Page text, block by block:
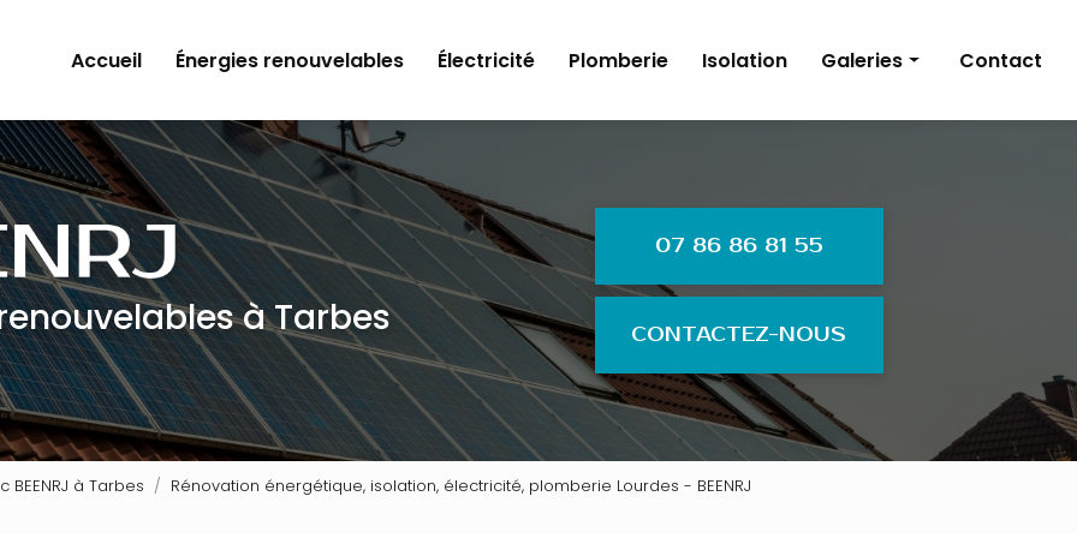
Accueil
Énergies renouvelables Électricité Plomberie Isolation Galeries Contact
à Tarbes
07 86 86 81 55
CONTACTEZ-NOUS
à Tarbes
Rénovation énergétique, isolation, électricité, plomberie Lourdes - BEENRJ